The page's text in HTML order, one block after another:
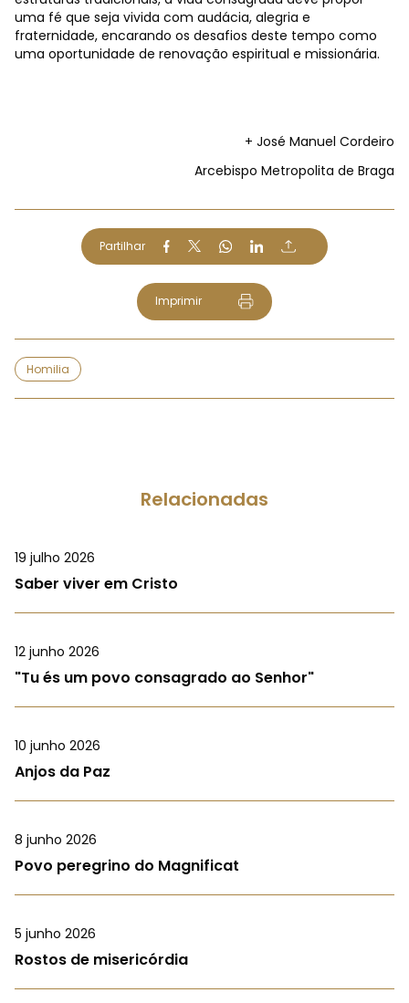
uma fé que seja vivida com audácia, alegria e
fraternidade, encarando os desafios deste tempo como
uma oportunidade de renovação espiritual e missionária.
+ José Manuel Cordeiro
Arcebispo Metropolita de Braga
Partilhar
Imprimir
Homilia
Relacionadas
19 julho 2026
Saber viver em Cristo
12 junho 2026
"Tu és um povo consagrado ao Senhor"
10 junho 2026
Anjos da Paz
8 junho 2026
Povo peregrino do Magnificat
5 junho 2026
Rostos de misericórdia